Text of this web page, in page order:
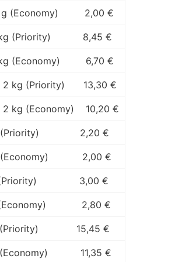
(Economy) 2,00 €
(Priority) 8,45 €
(Economy) 6,70 €
2 kg (Priority) 13,30 €
2 kg (Economy) 10,20 €
2,20 €
2,00 €
3,00 €
2,80 €
15,45 €
11,35 €